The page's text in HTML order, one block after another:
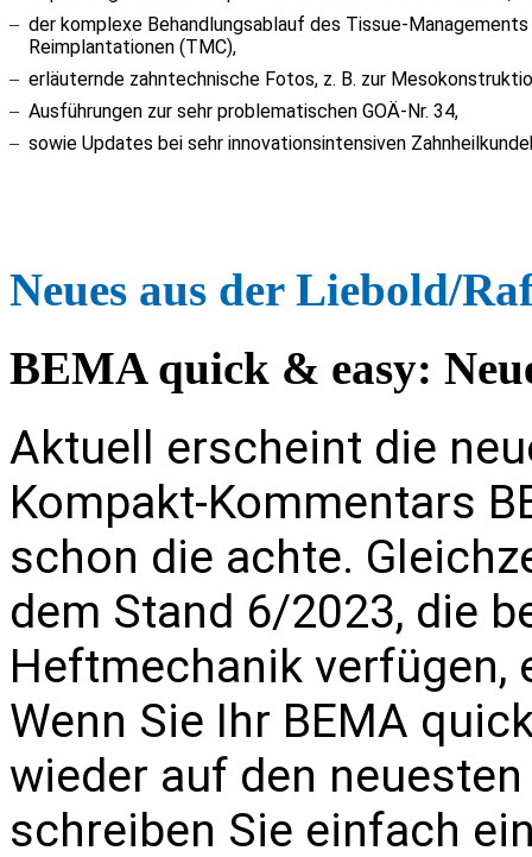
– der komplexe Behandlungsablauf des Tissue-
Reimplantationen (TMC),
– erläuternde zahntechnische Fotos, z. B. zur
– Ausführungen zur sehr problematischen GOÄ-Nr. 34,
– sowie Updates bei sehr innovationsintensiven
Neues aus der Liebold/
BEMA quick & easy:
Aktuell erscheint die
Kompakt-Kommentars
schon die achte.
dem Stand 6/2023, die
Heftmechanik verfügen,
Wenn Sie Ihr BEMA
wieder auf den
schreiben Sie einfach